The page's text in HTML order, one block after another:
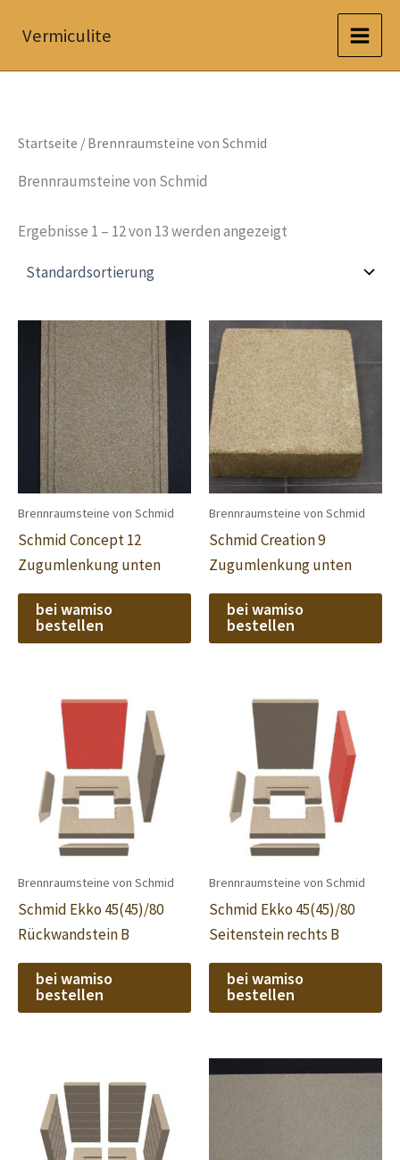
InhaltVermiculite
Startseite / Brennraumsteine von Schmid
Brennraumsteine von Schmid
Ergebnisse 1 – 12 von 13 werden angezeigt
Brennraumsteine von Schmid
Schmid Concept 12
Zugumlenkung unten
bei wamiso
bestellen
Brennraumsteine von Schmid
Schmid Creation 9
Zugumlenkung unten
bei wamiso
bestellen
Brennraumsteine von Schmid
Schmid Ekko 45(45)/80
Rückwandstein B
bei wamiso
bestellen
Brennraumsteine von Schmid
Schmid Ekko 45(45)/80
Seitenstein rechts B
bei wamiso
bestellen